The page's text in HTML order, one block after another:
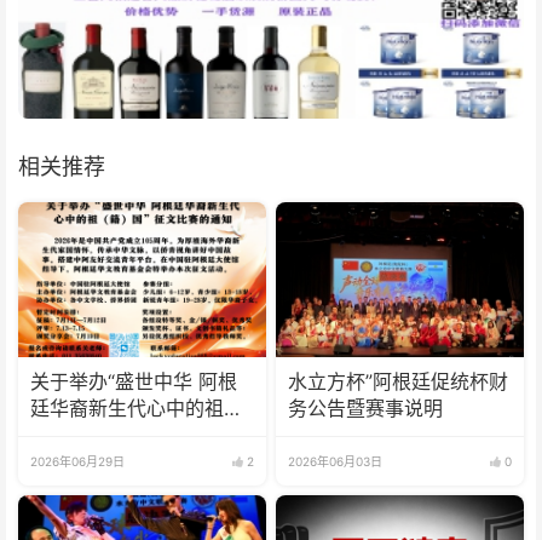
相关推荐
关于举办“盛世中华 阿根
廷华裔新生代心中的祖
2026年06月29日 2
水立方杯”阿根廷促统杯财
务公告暨赛事说明
2026年06月03日 0